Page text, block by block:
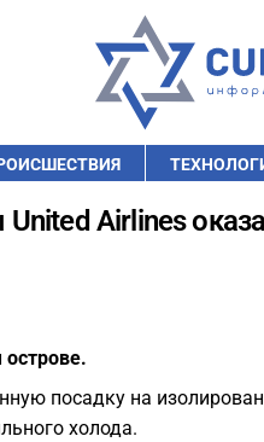
Airlines
посадку на
холода.